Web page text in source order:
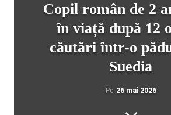
Copil român de 2
în viață după 12
căutări într-o
Suedia
Pe 26 mai 2026